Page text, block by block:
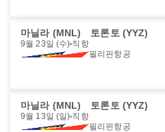
마닐라 (MNL) 토론토 (YYZ)
9월 23일 (수) 직항
필리핀항공
마닐라 (MNL) 토론토 (YYZ)
9월 13일 (일) 직항
필리핀항공